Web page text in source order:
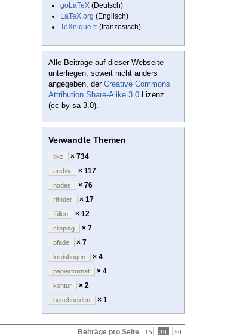
goLaTeX (Deutsch)
LaTeX.org (Englisch)
TeXnique.fr (französisch)
Alle Beiträge auf dieser Webseite
unterliegen, soweit nicht anders
angegeben, der Creative Commons
Attribution Share-Alike 3.0 Lizenz
(cc-by-sa 3.0).
Verwandte Themen
tikz × 734
archiv × 117
nodes × 76
ränder × 17
füllen × 12
clipping × 7
pfade × 7
kreisbogen × 4
papierformat × 4
kontur × 2
beschneiden × 1
Beiträge pro Seite 15 30 50